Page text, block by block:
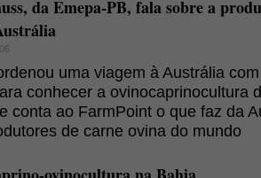
da Emepa-PB, fala sobre a
uma viagem à Austrália
conhecer a ovinocaprinocultura
conta ao FarmPoint o que faz da
de carne ovina do mundo